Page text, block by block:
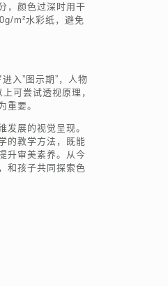
，颜色过深时用干
m²水彩纸，避免
入”图示期”，人物
可尝试透视原理，
重要。
发展的视觉呈现。
的教学方法，既能
升审美素养。从今
和孩子共同探索色